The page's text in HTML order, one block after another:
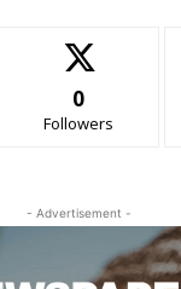
0
Followers
- Advertisement -